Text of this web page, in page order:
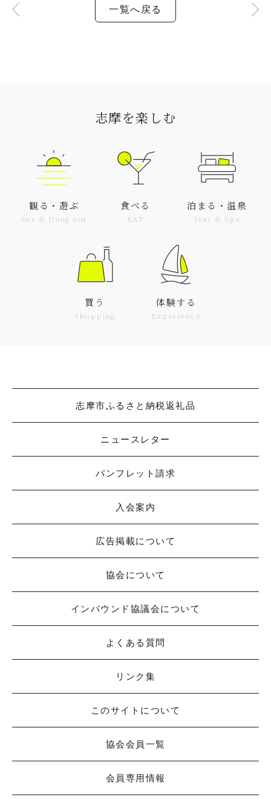
一覧へ戻る
志摩を楽しむ
観る・遊ぶ
See & Hang out
食べる
EAT
泊まる・温泉
Stay & Spa
買う
Shopping
体験する
Experience
志摩市ふるさと納税返礼品
ニュースレター
パンフレット請求
入会案内
広告掲載について
協会について
インバウンド協議会について
よくある質問
リンク集
このサイトについて
協会会員一覧
会員専用情報